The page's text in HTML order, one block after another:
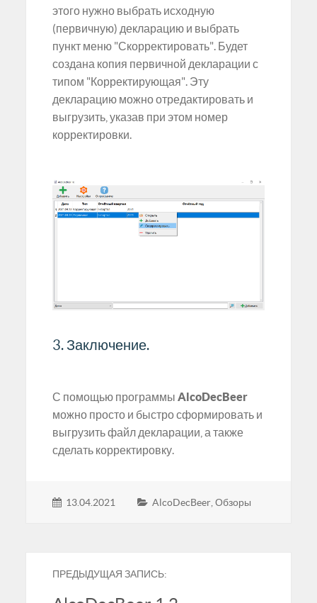
этого нужно выбрать исходную
(первичную) декларацию и выбрать
пункт меню "Скорректировать". Будет
создана копия первичной декларации с
типом "Корректирующая". Эту
декларацию можно отредактировать и
выгрузить, указав при этом номер
корректировки.
3. Заключение.
С помощью программыAlcoDecBeer
можно просто и быстро сформировать и
выгрузить файл декларации, а также
сделать корректировку.
13.04.2021 AlcoDecBeer, Обзоры
ПРЕДЫДУЩАЯ ЗАПИСЬ: